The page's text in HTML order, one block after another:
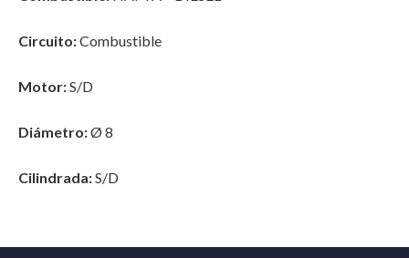
Circuito:Combustible
Motor:S/D
Diámetro:Ø 8
Cilindrada:S/D